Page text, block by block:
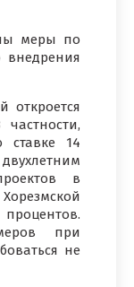
меры по
внедрения
откроется
ставке 14
в
при
не